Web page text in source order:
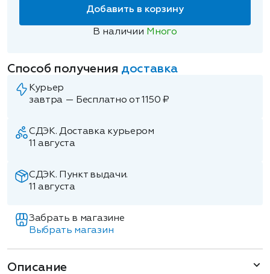
Добавить в корзину
В наличии Много
Способ получения доставка
Курьер
завтра — Бесплатно от 1150 ₽
СДЭК. Доставка курьером
11 августа
СДЭК. Пункт выдачи.
11 августа
Забрать в магазине
Выбрать магазин
Описание